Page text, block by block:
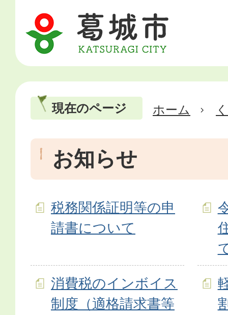
現在のページ ホーム
お知らせ
税務関係証明等の申
請書について
消費税のインボイス
制度（適格請求書等